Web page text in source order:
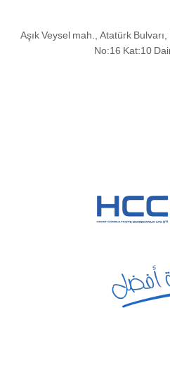
Aşık Veysel mah., Atatürk
No:16 Kat:10